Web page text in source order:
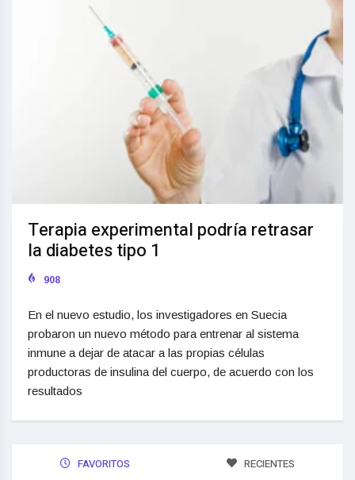
Terapia experimental podría retrasar
la diabetes tipo 1
908
En el nuevo estudio, los investigadores en Suecia
probaron un nuevo método para entrenar al sistema
inmune a dejar de atacar a las propias células
productoras de insulina del cuerpo, de acuerdo con los
resultados
FAVORITOS RECIENTES